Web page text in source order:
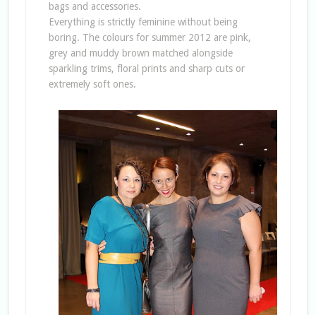
bags and accessories.
Everything is strictly feminine without being
boring. The colours for summer 2012 are pink,
grey and muddy brown matched alongside
sparkling trims, floral prints and sharp cuts or
extremely soft ones.